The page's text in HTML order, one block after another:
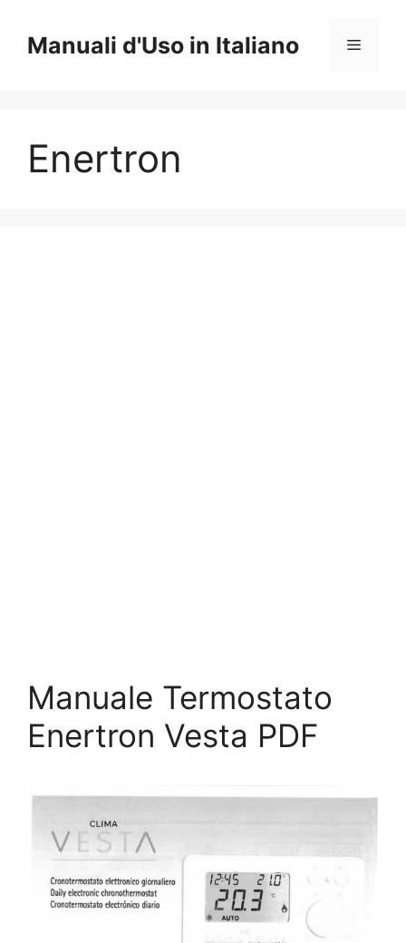
contenuto
Manuali d'Uso in Italiano Menu
Enertron
Manuale Termostato
Enertron Vesta PDF